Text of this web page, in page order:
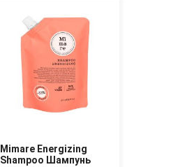
Mimare Energizing
Shampoo Шампунь